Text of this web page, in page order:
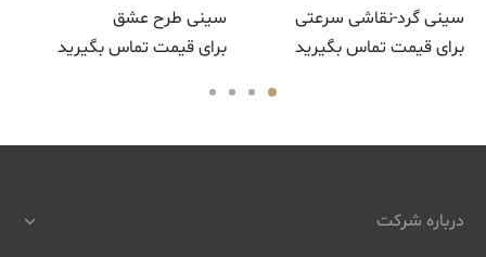
سینی گرد-نقاشی سرعتی
برای قیمت تماس بگیرید
سینی طرح عشق
برای قیمت تماس بگیرید
درباره شرکت